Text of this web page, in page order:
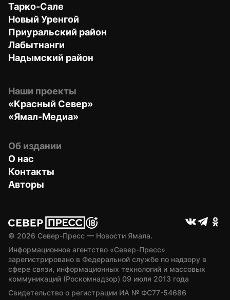
Тарко-Сале
Новый Уренгой
Приуральский район
Лабытнанги
Надымский район
Наши проекты
«Красный Север»
«Ямал-Медиа»
Об издании
О нас
Контакты
Авторы
© 2026 Север-Пресс — Новости Ямала.
Информационное агентство «Север-Пресс»
зарегистрировано в Федеральной службе по надзору в
сфере связи, информационных технологий и массовых
коммуникаций (Роскомнадзор) 09 июля 2013 года
Свидетельство о регистрации ИА № ФС77-54686